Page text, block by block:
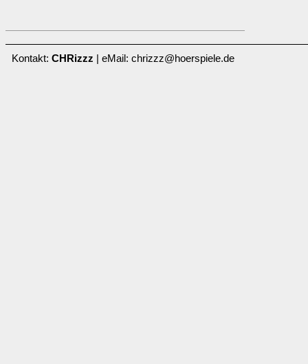
Kontakt: CHRizzz | eMail: chrizzz@hoerspiele.de